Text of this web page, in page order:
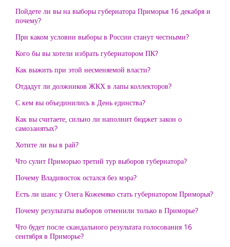
Пойдете ли вы на выборы губернатора Приморья 16 декабря и
почему?
При каком условии выборы в России станут честными?
Кого бы вы хотели избрать губернатором ПК?
Как выжить при этой несменяемой власти?
Отдадут ли должников ЖКХ в лапы коллекторов?
С кем вы объединились в День единства?
Как вы считаете, сильно ли наполнит бюджет закон о
самозанятых?
Хотите ли вы в рай?
Что сулит Приморью третий тур выборов губернатора?
Почему Владивосток остался без мэра?
Есть ли шанс у Олега Кожемяко стать губернатором Приморья?
Почему результаты выборов отменили только в Приморье?
Что будет после скандального результата голосования 16
сентября в Приморье?